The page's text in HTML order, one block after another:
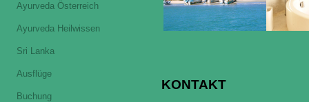
Ayurveda Österreich
Ayurveda Heilwissen
Sri Lanka
Ausflüge
Buchung
KONTAKT